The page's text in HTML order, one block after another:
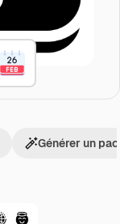
Générer un